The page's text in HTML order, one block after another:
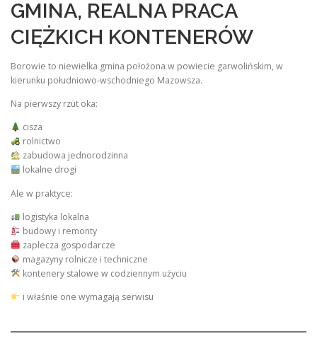
GMINA, REALNA PRACA
CIĘŻKICH KONTENERÓW
Borowie to niewielka gmina położona w powiecie garwolińskim, w
kierunku południowo-wschodniego Mazowsza.
Na pierwszy rzut oka:
cisza
rolnictwo
zabudowa jednorodzinna
lokalne drogi
Ale w praktyce:
logistyka lokalna
budowy i remonty
zaplecza gospodarcze
magazyny rolnicze i techniczne
kontenery stalowe w codziennym użyciu
i właśnie one wymagają serwisu